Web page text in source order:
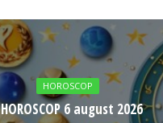
HOROSCOP
HOROSCOP 6 august 2026